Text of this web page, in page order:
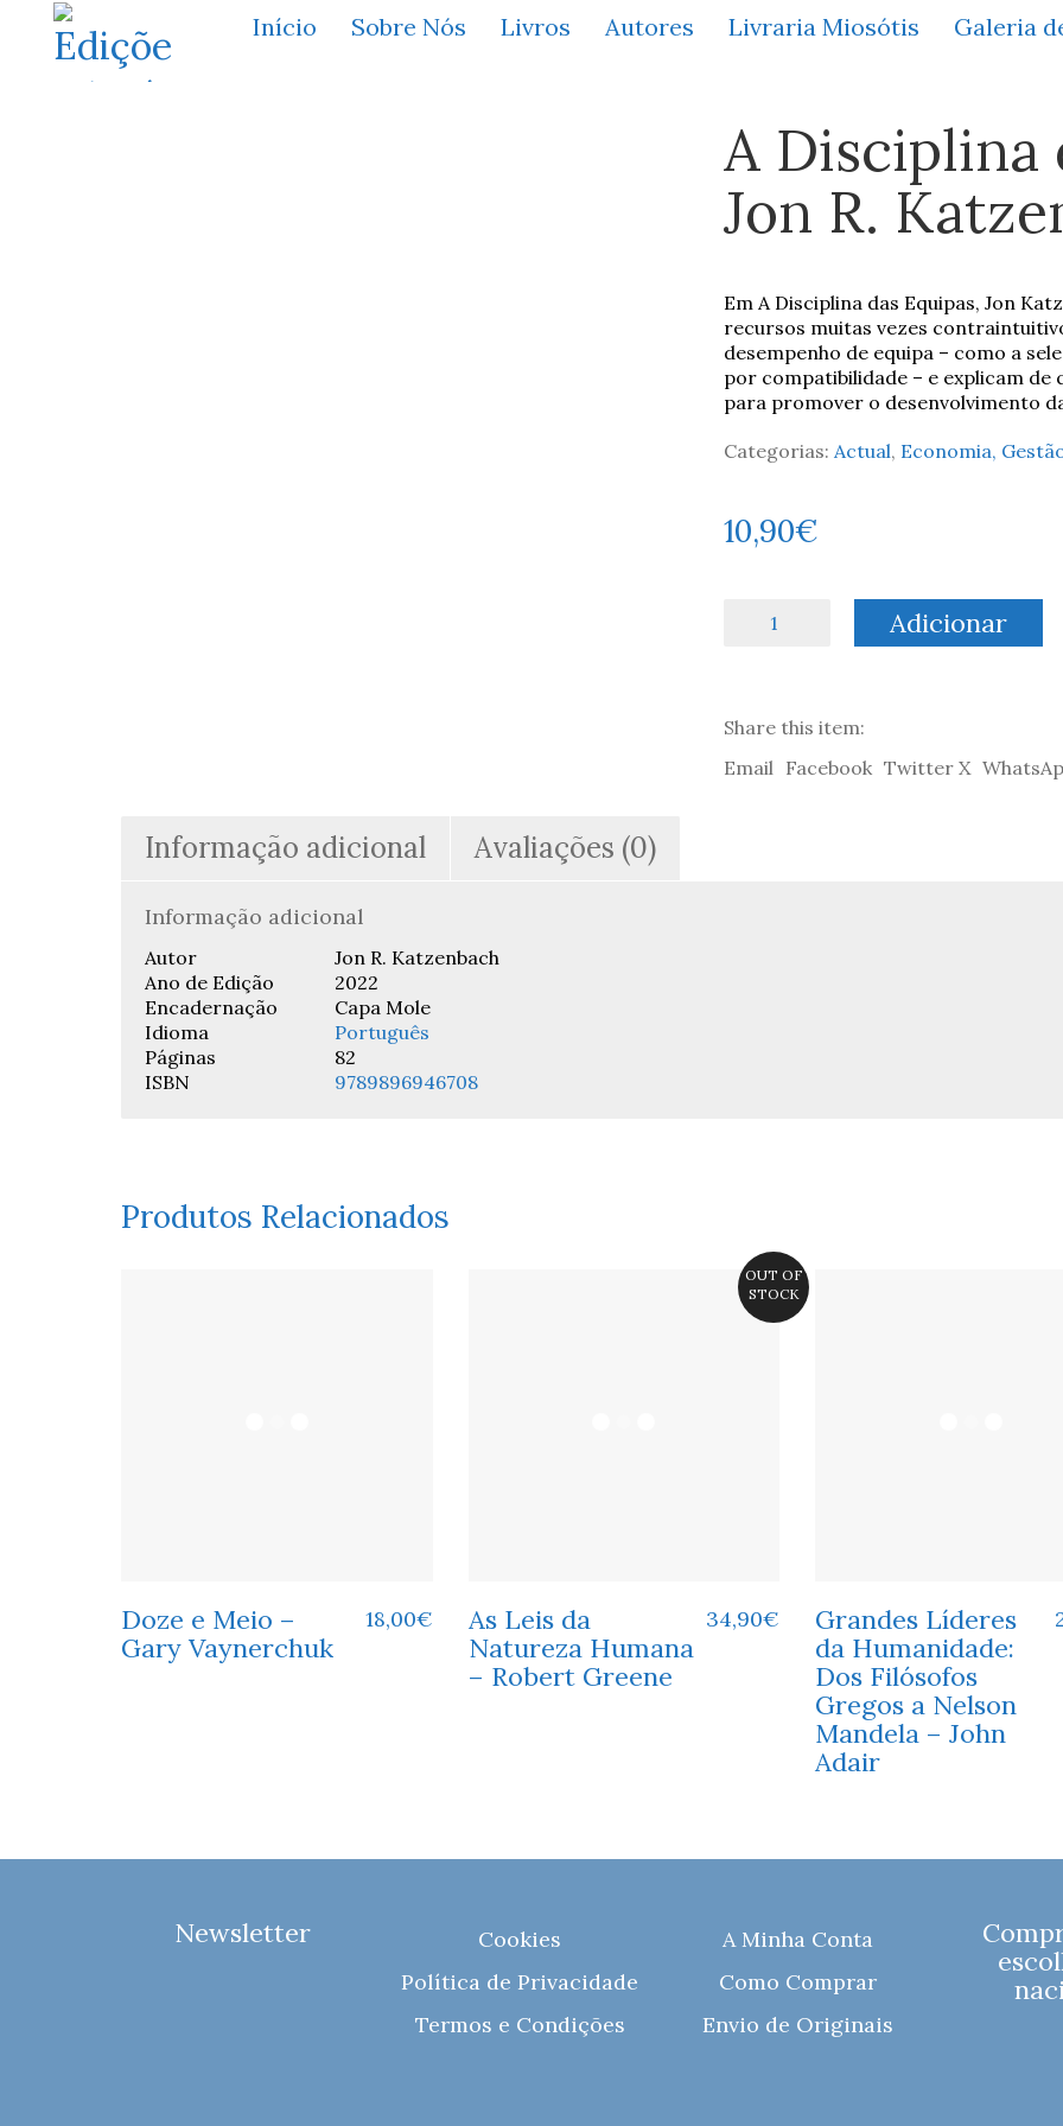
Início Sobre Nós Livros Autores Livraria Miosótis Galeria
A Disciplina
Jon R.
Em A Disciplina das Equipas, Jon
recursos muitas vezes
desempenho de equipa – como a
por compatibilidade – e explicam
para promover o desenvolvimento
Categorias: Actual, Economia,
10,90€
Equipas
-
Adicionar
Share this item:
Email Facebook Twitter X
Informação adicional Avaliações (0)
Informação adicional
Autor
Jon R. Katzenbach
Ano de Edição
2022
Encadernação
Capa Mole
Idioma
Português
Páginas
82
ISBN
9789896946708
Produtos Relacionados
Doze e Meio –
Gary Vaynerchuk
18,00€
OUT OF
STOCK
As Leis da
Natureza Humana
– Robert Greene
34,90€
Grandes Líderes
da Humanidade:
Dos Filósofos
Gregos a Nelson
Mandela – John
Adair
Newsletter
Cookies
Política de Privacidade
Termos e Condições
A Minha Conta
Como Comprar
Envio de Originais